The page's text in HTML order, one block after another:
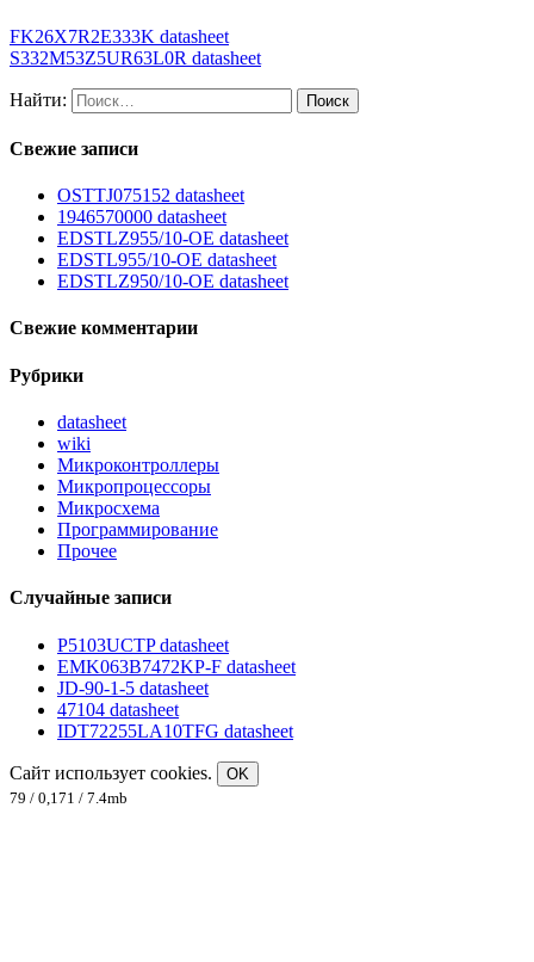
FK26X7R2E333K datasheet
S332M53Z5UR63L0R datasheet
Найти:
Свежие записи
OSTTJ075152 datasheet
1946570000 datasheet
EDSTLZ955/10-OE datasheet
EDSTL955/10-OE datasheet
EDSTLZ950/10-OE datasheet
Свежие комментарии
Рубрики
datasheet
wiki
Микроконтроллеры
Микропроцессоры
Микросхема
Программирование
Прочее
Случайные записи
P5103UCTP datasheet
EMK063B7472KP-F datasheet
JD-90-1-5 datasheet
47104 datasheet
IDT72255LA10TFG datasheet
Сайт использует cookies.
OK
79 / 0,171 / 7.4mb